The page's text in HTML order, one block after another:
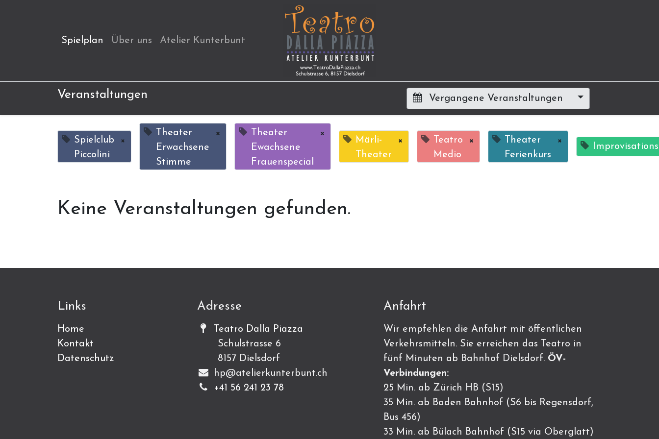
Spielplan Über uns Atelier Kunterbunt
Veranstaltungen Vergangene Veranstaltungen
Spielclub
Piccolini
×
Theater
Erwachsene
Stimme
×
Theater
Ewachsene
Frauenspecial
×
Märli-
Theater
×
Teatro
Medio
×
Theater
Ferienkurs
×
Keine Veranstaltungen gefunden.
Links
Home
Kontakt
Datenschutz
Adresse
Teatro Dalla Piazza
Schulstrasse 6
8157 Dielsdorf
hp@atelierkunterbunt.ch
+41 56 241 23 78
Anfahrt
Wir empfehlen die Anfahrt mit öffentlichen
Verkehrsmitteln. Sie erreichen das Teatro in
fünf Minuten ab Bahnhof Dielsdorf. ÖV-
Verbindungen:
25 Min. ab Zürich HB (S15)
35 Min. ab Baden Bahnhof (S6 bis Regensdorf,
Bus 456)
33 Min. ab Bülach Bahnhof (S15 via Oberglatt)